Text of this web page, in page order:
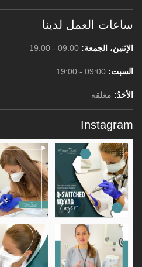
ساعات العمل لدينا
الإثنين، الجمعة:
السبت:
الأحَدُ: مغلقة
Instagram